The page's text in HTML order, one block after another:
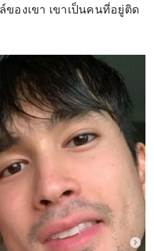
ของเขา เขาเป็นคนที่อยู่ติด